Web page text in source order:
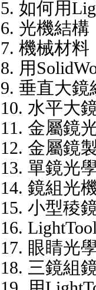
5. 如何用
6. 光機結構
7. 機械材料
8. 用
9. 垂直大
10. 水平大
11. 金屬鏡
12. 金屬鏡
13. 單鏡光
14. 鏡組光
15. 小型稜
16.
17. 眼睛光
18. 三鏡組